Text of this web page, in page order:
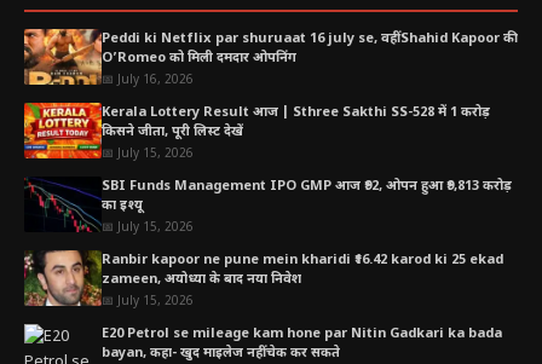
Peddi ki Netflix par shuruaat 16 july se, वहीं Shahid Kapoor की
O’Romeo को मिली दमदार ओपनिंग
📅 July 16, 2026
Kerala Lottery Result आज | Sthree Sakthi SS-528 में 1 करोड़
किसने जीता, पूरी लिस्ट देखें
📅 July 15, 2026
SBI Funds Management IPO GMP आज ₹92, ओपन हुआ ₹9,813 करोड़
का इश्यू
📅 July 15, 2026
Ranbir kapoor ne pune mein kharidi ₹16.42 karod ki 25 ekad
zameen, अयोध्या के बाद नया निवेश
📅 July 15, 2026
E20 Petrol se mileage kam hone par Nitin Gadkari ka bada
bayan, कहा- खुद माइलेज नहीं चेक कर सकते